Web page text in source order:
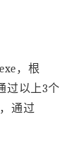
，根
过以上3个
通过